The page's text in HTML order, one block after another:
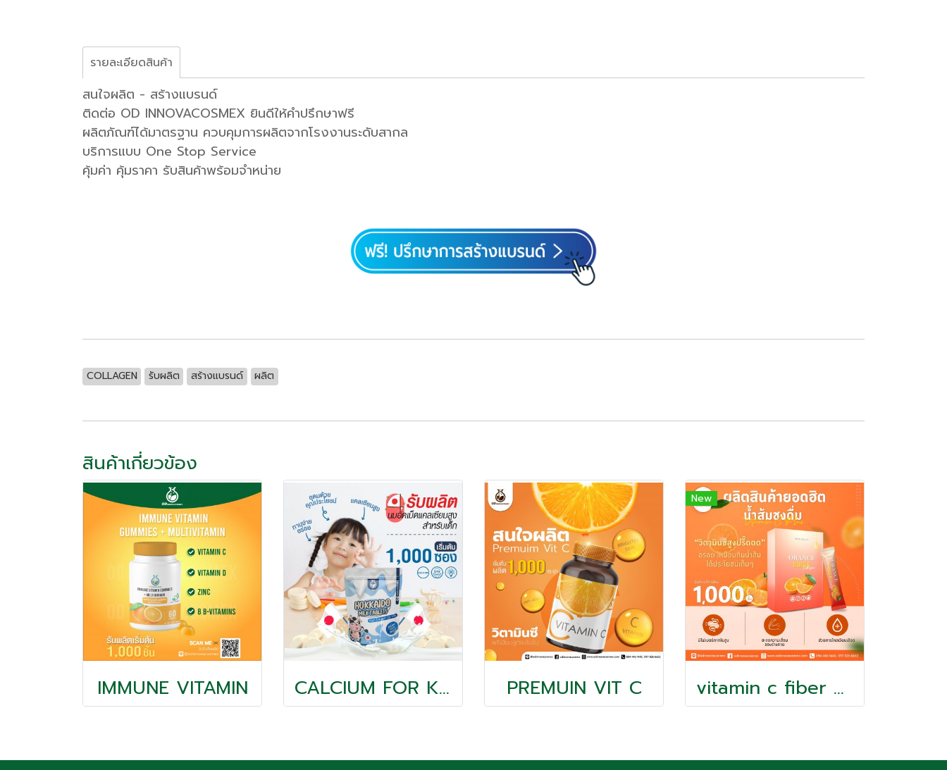
รายละเอียดสินค้า
สนใจผลิต - สร้างแบรนด์
ติดต่อ OD INNOVACOSMEX ยินดีให้คำปรึกษาฟรี
ผลิตภัณฑ์ได้มาตรฐาน ควบคุมการผลิตจากโรงงานระดับสากล
บริการแบบ One Stop Service
คุ้มค่า คุ้มราคา รับสินค้าพร้อมจำหน่าย
COLLAGEN รับผลิต สร้างแบรนด์ ผลิต
สินค้าเกี่ยวข้อง
IMMUNE VITAMIN CALCIUM FOR KIDS PREMUIN VIT C
New
vitamin c fiber collagen